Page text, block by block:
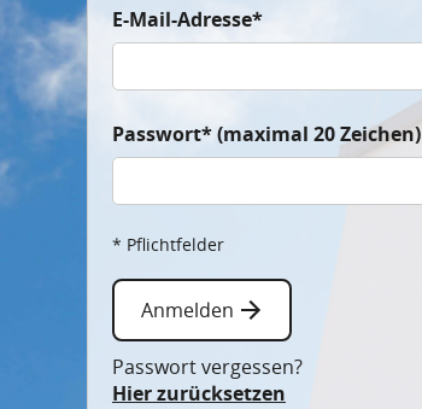
E-Mail-Adresse*
Passwort* (maximal 20 Zeichen)
* Pflichtfelder
Anmelden
Passwort vergessen?
Hier zurücksetzen